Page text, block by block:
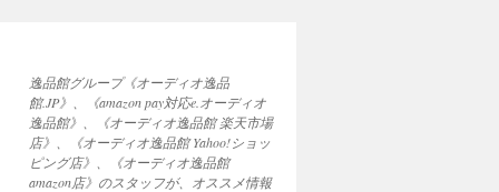
逸品館グループ《オーディオ逸品
館.JP》、《amazon pay対応e.オーディオ
逸品館》、《オーディオ逸品館 楽天市場
店》、《オーディオ逸品館 Yahoo!ショッ
ピング店》、《オーディオ逸品館
amazon店》のスタッフが、オススメ情報